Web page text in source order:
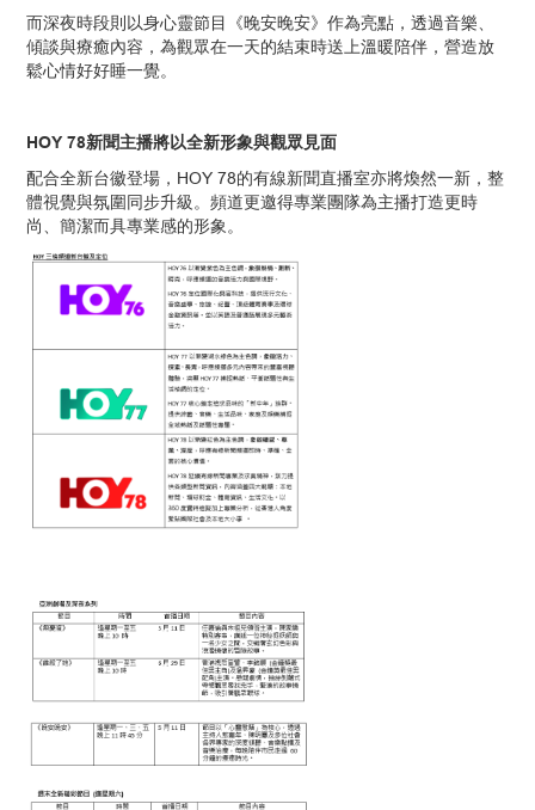
而深夜時段則以身心靈節目《晚安晚安》作為亮點，透過音樂、
傾談與療癒內容，為觀眾在一天的結束時送上溫暖陪伴，營造放
鬆心情好好睡一覺。
HOY 78新聞主播將以全新形象與觀眾見面
配合全新台徽登場，HOY 78的有線新聞直播室亦將煥然一新，整
體視覺與氛圍同步升級。頻道更邀得專業團隊為主播打造更時
尚、簡潔而具專業感的形象。